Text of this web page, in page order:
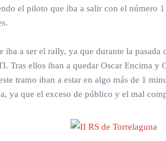
el piloto que iba a salir con el número
a ser el rally, ya que durante la
Tras ellos iban a quedar Oscar Encima
tramo iban a estar en algo más de 1
ya que el exceso de público y el mal